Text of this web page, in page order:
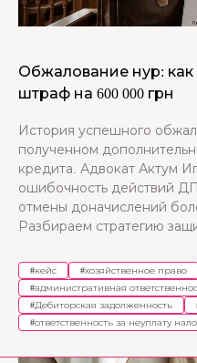
Обжалование нур: как
штраф на 600 000 грн
История успешного
полученном
кредита. Адвокат Актум
ошибочность действий
отмены доначислений
Разбираем стратегию
#кейс #хозяйственное право
#административная
#Дебиторская задолженность
#ответственность за неуплату